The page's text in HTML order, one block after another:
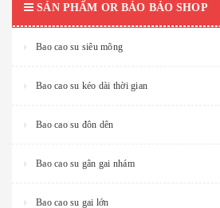
SẢN PHẨM OR BẢO BẢO SHOP
Bao cao su siêu mõng
Bao cao su kéo dài thời gian
Bao cao su đôn dên
Bao cao su gân gai nhám
Bao cao su gai lớn